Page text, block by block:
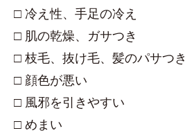
□ 冷え性、手足の冷え
□ 肌の乾燥、ガサつき
□ 枝毛、抜け毛、髪のパサつき
□ 顔色が悪い
□ 風邪を引きやすい
□ めまい